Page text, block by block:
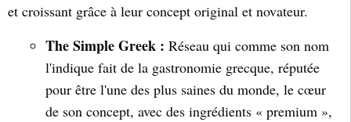
et croissant grâce à leur concept original et novateur.
The Simple Greek : Réseau qui comme son nom
l'indique fait de la gastronomie grecque, réputée
pour être l'une des plus saines du monde, le cœur
de son concept, avec des ingrédients « premium »,